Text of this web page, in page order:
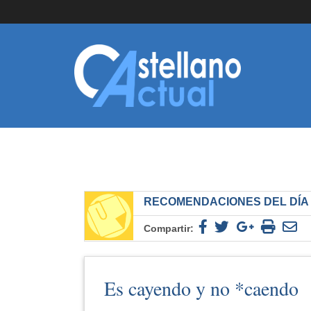
RECOMENDACIONES DEL DÍA
Compartir:
Es cayendo y no *caendo